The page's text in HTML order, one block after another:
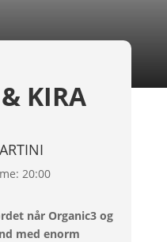
KIRA
20:00
når Organic3 og
med enorm